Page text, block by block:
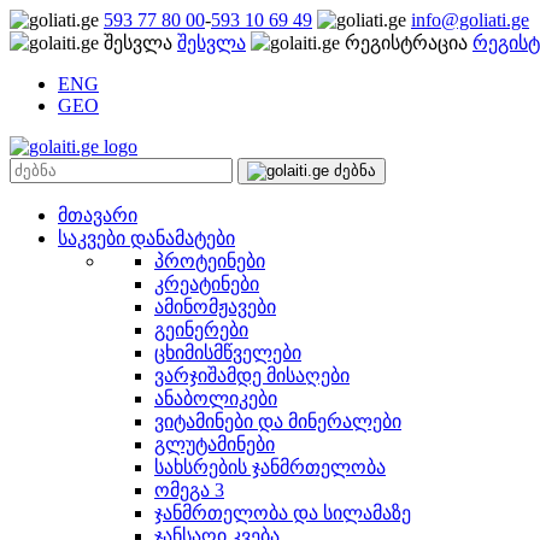
593 77 80 00-593 10 69 49
info@goliati.ge
შესვლა
ENG
GEO
მთავარი
საკვები დანამატები
პროტეინები
კრეატინები
ამინომჟავები
გეინერები
ცხიმისმწველები
ვარჯიშამდე მისაღები
ანაბოლიკები
ვიტამინები და მინერალები
გლუტამინები
სახსრების ჯანმრთელობა
ომეგა 3
ჯანმრთელობა და სილამაზე
ჯანსაღი კვება